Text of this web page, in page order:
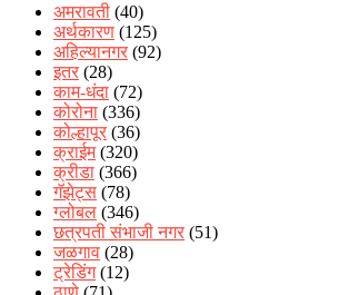
अमरावती (40)
अर्थकारण (125)
अहिल्यानगर (92)
इतर (28)
काम-धंदा (72)
कोरोना (336)
कोल्हापूर (36)
क्राईम(320)
क्रीडा (366)
गॅझेट्स (78)
ग्लोबल (346)
छत्रपती संभाजी नगर (51)
जळगाव (28)
ट्रेडिंग(12)